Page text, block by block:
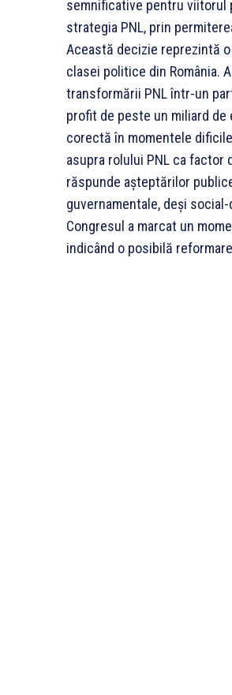
semnificative pentru viitorul
strategia PNL, prin
Această decizie reprezintă
clasei politice din România.
transformării PNL într-un
profit de peste un miliard de
corectă în momentele
asupra rolului PNL ca
răspunde așteptărilor
guvernamentale, deși
Congresul a marcat un
indicând o posibilă